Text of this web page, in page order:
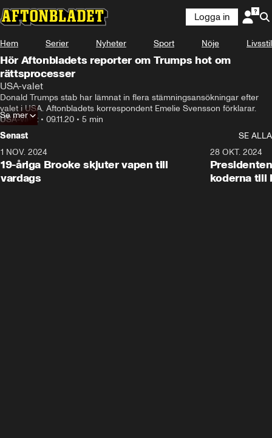
Logga in
Hem Serier Nyheter Sport Nöje Livsstil
Hör Aftonbladets reporter om Trumps hot om
rättsprocesser
USA-valet
Donald Trumps stab har lämnat in flera stämningsansökningar efter
valet i USA. Aftonbladets korrespondent Emelie Svensson förklarar.
USA-valet • 09.11.20 • 5 min
Se mer
Senast
SE ALLA
1 NOV. 2024
19-åriga Brooke skjuter vapen till
vardags
28 OKT. 2024
koderna till